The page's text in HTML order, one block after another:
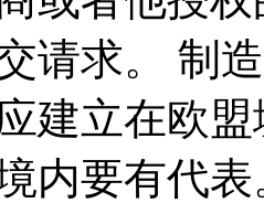
请求。 制
建立在欧
内要有代表